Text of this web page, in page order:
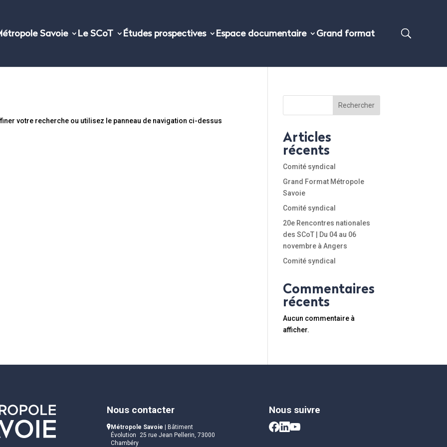
Savoie Le SCoT Études prospectives Espace documentaire Grand format
votre recherche ou utilisez le panneau de navigation ci-dessus
Rechercher
Articles
récents
Comité syndical
Grand Format Métropole
Savoie
Comité syndical
20e Rencontres nationales
des SCoT | Du 04 au 06
novembre à Angers
Comité syndical
Commentaires
récents
Aucun commentaire à
afficher.
Nous contacter
Métropole Savoie | Bâtiment
Évolution 25 rue Jean Pellerin, 73000
Chambéry
Nous suivre